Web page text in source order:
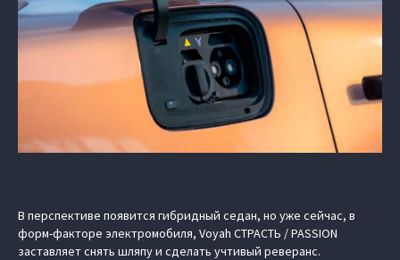
В перспективе появится гибридный седан, но уже сейчас, в
форм-факторе электромобиля, Voyah СТРАСТЬ / PASSION
заставляет снять шляпу и сделать учтивый реверанс.